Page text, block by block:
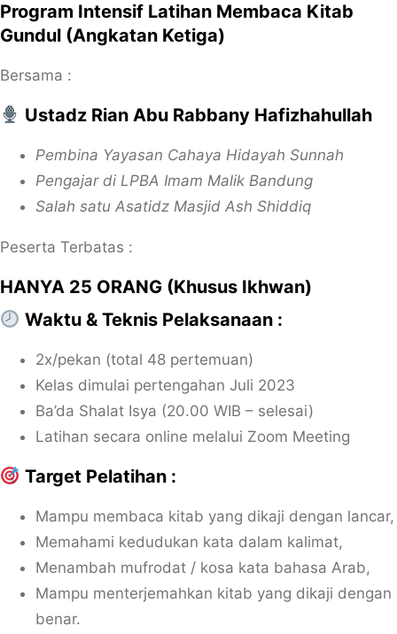
Program Intensif Latihan Membaca Kitab
Gundul (Angkatan Ketiga)
Bersama :
Ustadz Rian Abu Rabbany Hafizhahullah
Pembina Yayasan Cahaya Hidayah Sunnah
Pengajar di LPBA Imam Malik Bandung
Salah satu Asatidz Masjid Ash Shiddiq
Peserta Terbatas :
HANYA 25 ORANG (Khusus Ikhwan)
Waktu & Teknis Pelaksanaan :
2x/pekan (total 48 pertemuan)
Kelas dimulai pertengahan Juli 2023
Ba’da Shalat Isya (20.00 WIB – selesai)
Latihan secara online melalui Zoom Meeting
Target Pelatihan :
Mampu membaca kitab yang dikaji dengan lancar,
Memahami kedudukan kata dalam kalimat,
Menambah mufrodat / kosa kata bahasa Arab,
Mampu menterjemahkan kitab yang dikaji dengan
benar.